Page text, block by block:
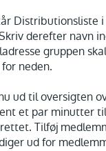
Distributionsliste
derefter navn
gruppen
neden.
ud til oversigten
et par minutter
Tilføj
ud for